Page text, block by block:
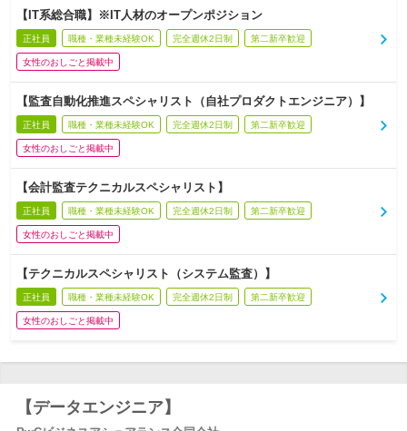
【IT系総合職】※IT人材のオープンポジション
正社員 職種・業種未経験OK 完全週休2日制 第二新卒歓迎
女性のおしごと掲載中
【監査自動化推進スペシャリスト（自社プロダクトエンジニア）】
正社員 職種・業種未経験OK 完全週休2日制 第二新卒歓迎
女性のおしごと掲載中
【会計監査テクニカルスペシャリスト】
正社員 職種・業種未経験OK 完全週休2日制 第二新卒歓迎
女性のおしごと掲載中
【テクニカルスペシャリスト（システム監査）】
正社員 職種・業種未経験OK 完全週休2日制 第二新卒歓迎
女性のおしごと掲載中
【データエンジニア】